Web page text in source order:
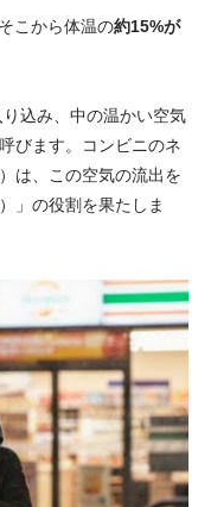
こから体温の約15%が
込み、中の温かい空気
びます。コンビニのネ
は、この空気の流出を
」の役割を果たしま